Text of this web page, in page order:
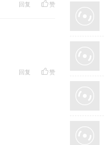
回复 赞
回复 赞